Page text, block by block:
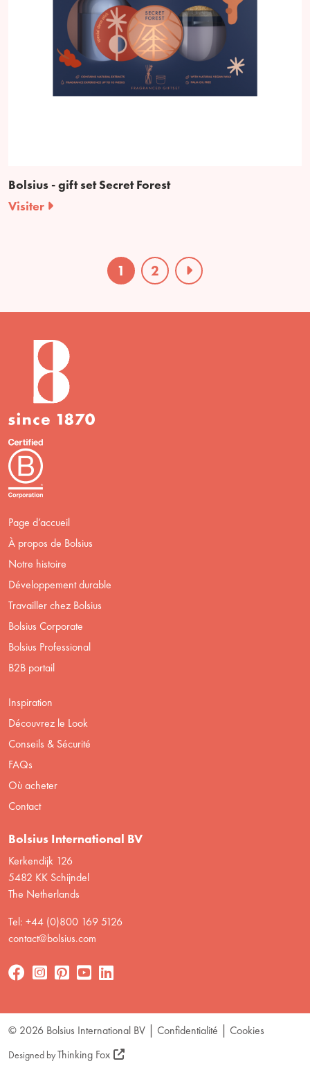
Bolsius - gift set Secret Forest
Visiter
1 2
Page d’accueil
À propos de Bolsius
Notre histoire
Développement durable
Travailler chez Bolsius
Bolsius Corporate
Bolsius Professional
B2B portail
Inspiration
Découvrez le Look
Conseils & Sécurité
FAQs
Où acheter
Contact
Bolsius International BV
Kerkendijk 126
5482 KK Schijndel
The Netherlands
Tel: +44 (0)800 169 5126
contact@bolsius.com
© 2026 Bolsius International BV Confidentialité Cookies
Designed byThinking Fox